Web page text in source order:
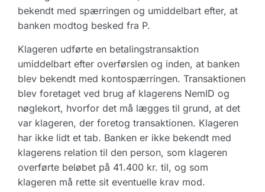
bekendt med spærringen og umiddelbart efter, at
banken modtog besked fra P.
Klageren udførte en betalingstransaktion
umiddelbart efter overførslen og inden, at banken
blev bekendt med kontospærringen. Transaktionen
blev foretaget ved brug af klagerens NemID og
nøglekort, hvorfor det må lægges til grund, at det
var klageren, der foretog transaktionen. Klageren
har ikke lidt et tab. Banken er ikke bekendt med
klagerens relation til den person, som klageren
overførte beløbet på 41.400 kr. til, og som
klageren må rette sit eventuelle krav mod.